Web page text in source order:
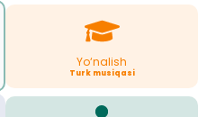
Yo‘nalish
Turk musiqasi